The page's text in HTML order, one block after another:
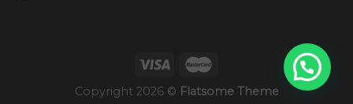
Copyright 2026 © Flatsome Theme